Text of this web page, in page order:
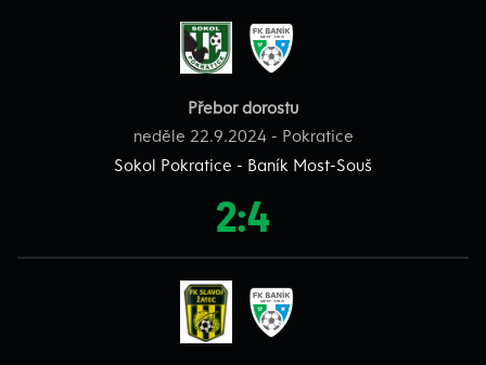
Přebor dorostu
neděle 22.9.2024 - Pokratice
Sokol Pokratice - Baník Most-Souš
2:4